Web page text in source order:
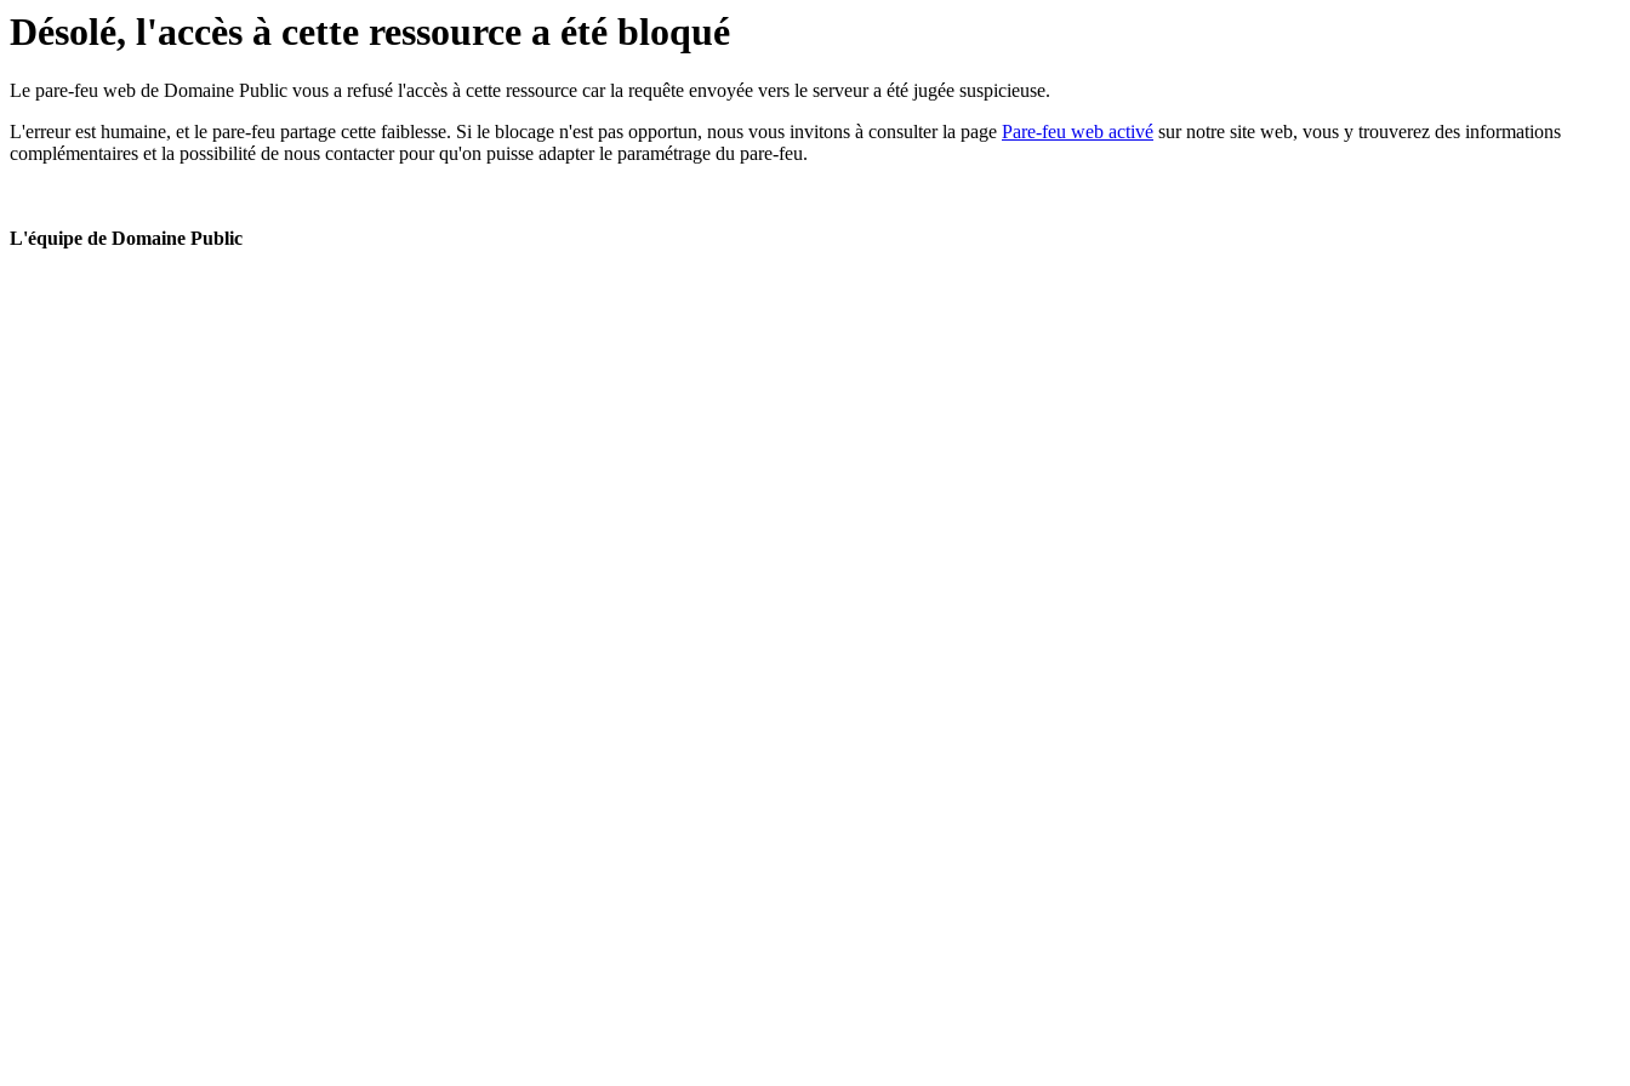
Désolé, l'accès à cette ressource a été bloqué
Le pare-feu web de Domaine Public vous a refusé l'accès à cette ressource car la requête envoyée vers le serveur a été jugée suspicieuse.
L'erreur est humaine, et le pare-feu partage cette faiblesse. Si le blocage n'est pas opportun, nous vous invitons à consulter la page Pare-feu web activé sur notre site web, vous y trouverez des informations
complémentaires et la possibilité de nous contacter pour qu'on puisse adapter le paramétrage du pare-feu.
L'équipe de Domaine Public